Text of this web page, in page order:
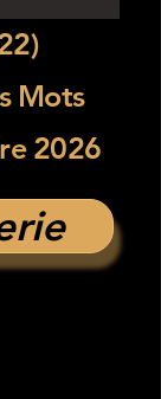
Mots
2026